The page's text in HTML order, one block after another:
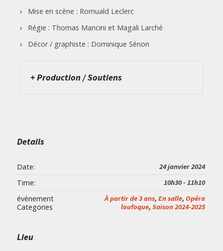
Mise en scène : Romuald Leclerc
Régie : Thomas Mancini et Magali Larché
Décor / graphiste : Dominique Sénon
+ Production / Soutiens
Details
Date: 24 janvier 2024
Time: 10h30 - 11h10
évènement
Categories
À partir de 3 ans, En salle, Opéra
loufoque, Saison 2024-2025
Lieu